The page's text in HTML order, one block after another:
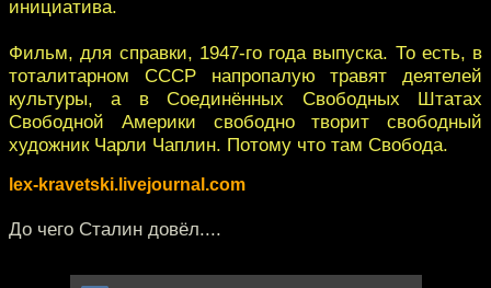
инициатива.
Фильм, для справки, 1947-го года выпуска. То есть, в
тоталитарном СССР напропалую травят деятелей
культуры, а в Соединённых Свободных Штатах
Свободной Америки свободно творит свободный
художник Чарли Чаплин. Потому что там Свобода.
lex-kravetski.livejournal.com
До чего Сталин довёл....